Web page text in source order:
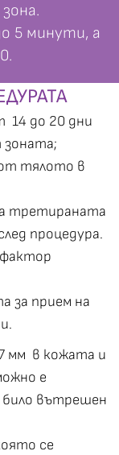
5 минути, а
14 до 20 дни
зоната;
тялото в
третираната
процедура.
фактор
за прием на
мм в кожата и
е
било вътрешен
се